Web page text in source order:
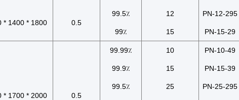
PN-12-295
PN-15-29
12
15
99.5٪
99٪
0.5
1800 * 1400 * 1800
PN-10-49
PN-15-39
PN-25-295
10
15
25
99.99٪
99.9٪
99.5٪
0.5
2000 * 1700 * 2250